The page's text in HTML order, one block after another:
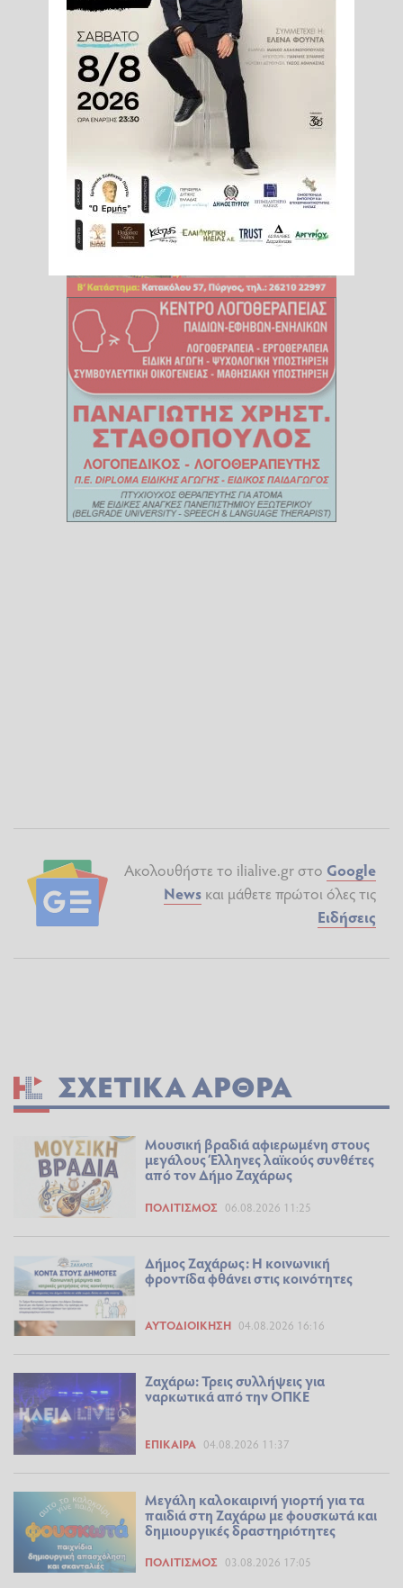
Ακολουθήστε το ilialive.gr στο Google
News και μάθετε πρώτοι όλες τις
Ειδήσεις
ΣΧΕΤΙΚΆ ΆΡΘΡΑ
Μουσική βραδιά αφιερωμένη στους
μεγάλους Έλληνες λαϊκούς συνθέτες
από τον Δήμο Ζαχάρως
ΠΟΛΙΤΙΣΜΌΣ 06.08.2026 11:25
Δήμος Ζαχάρως: Η κοινωνική
φροντίδα φθάνει στις κοινότητες
ΑΥΤΟΔΙΟΊΚΗΣΗ 04.08.2026 16:16
Ζαχάρω: Τρεις συλλήψεις για
ναρκωτικά από την ΟΠΚΕ
ΕΠΊΚΑΙΡΑ 04.08.2026 11:37
Μεγάλη καλοκαιρινή γιορτή για τα
παιδιά στη Ζαχάρω με φουσκωτά και
δημιουργικές δραστηριότητες
ΠΟΛΙΤΙΣΜΌΣ 03.08.2026 17:05